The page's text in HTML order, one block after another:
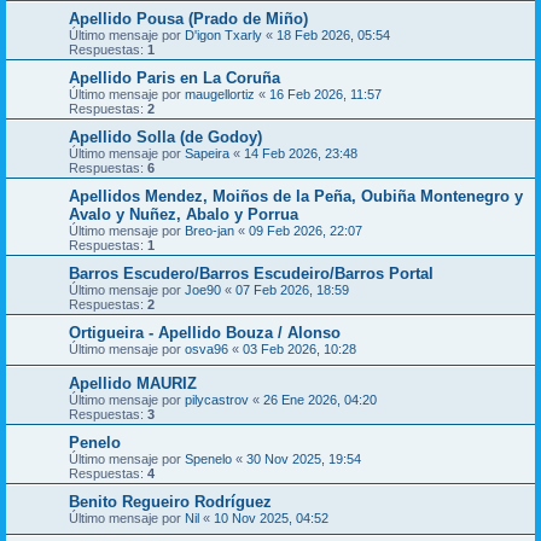
Apellido Pousa (Prado de Miño)
Último mensaje por D'igon Txarly « 18 Feb 2026, 05:54
Respuestas: 1
Apellido Paris en La Coruña
Último mensaje por maugellortiz « 16 Feb 2026, 11:57
Respuestas: 2
Apellido Solla (de Godoy)
Último mensaje por Sapeira « 14 Feb 2026, 23:48
Respuestas: 6
Apellidos Mendez, Moiños de la Peña, Oubiña Montenegro y
Avalo y Nuñez, Abalo y Porrua
Último mensaje por Breo-jan « 09 Feb 2026, 22:07
Respuestas: 1
Barros Escudero/Barros Escudeiro/Barros Portal
Último mensaje por Joe90 « 07 Feb 2026, 18:59
Respuestas: 2
Ortigueira - Apellido Bouza / Alonso
Último mensaje por osva96 « 03 Feb 2026, 10:28
Apellido MAURIZ
Último mensaje por pilycastrov « 26 Ene 2026, 04:20
Respuestas: 3
Penelo
Último mensaje por Spenelo « 30 Nov 2025, 19:54
Respuestas: 4
Benito Regueiro Rodríguez
Último mensaje por Nil « 10 Nov 2025, 04:52